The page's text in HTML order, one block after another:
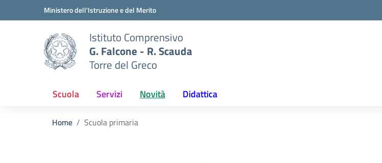
Vai ai contenuti
Vai al menu di navigazioneMinistero dell'Istruzione e del Merito
Istituto Comprensivo
G. Falcone - R. Scauda
Torre del Greco
Scuola Servizi Novità Didattica
Home Scuola primaria